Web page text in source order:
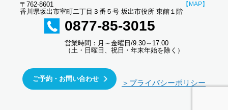
〒762-8601
香川県坂出市室町二丁目３番５号 坂出市役所 東館１階
【MAP】
0877-85-3015
営業時間：月～金曜日/9:30～17:00
（土・日曜日、祝日・年末年始を除く）
ご予約・お問い合わせ ＞プライバシーポリシー